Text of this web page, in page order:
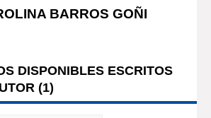
BARROS GOÑI
DISPONIBLES ESCRITOS
(1)